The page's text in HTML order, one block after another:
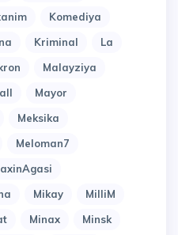
Komediya
Kriminal
La
Malayziya
Mayor
Meksika
Meloman7
Mikay
MilliM
Minax
Minsk